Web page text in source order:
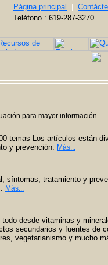
Página principal
Teléfono : 619-287-3270
para mayor información.
temas Los artículos están
y prevención. Más...
síntomas, tratamiento y
Más...
desde vitaminas y
secundarios y fuentes de
vegetarianismo y mucho